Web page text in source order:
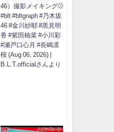
46）撮影メイキング⚾️
#blt #bltgraph #乃木坂
46 #金川紗耶 #黒見明
香 #紫田柚菜 #小川彩
#瀬戸口心月 #長嶋凛
桜 (Aug 06, 2026) |
B.L.T.officialさんより